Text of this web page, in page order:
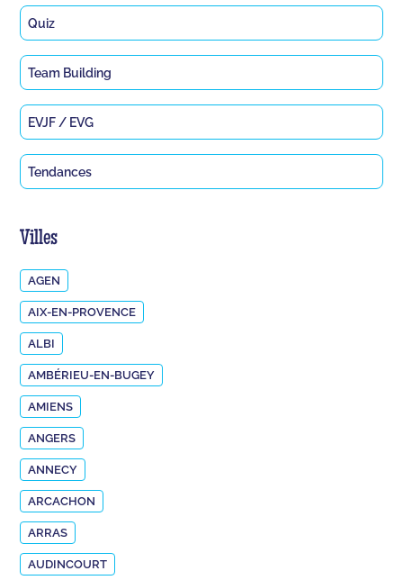
Quiz
Team Building
EVJF / EVG
Tendances
Villes
AGEN
AIX-EN-PROVENCE
ALBI
AMBÉRIEU-EN-BUGEY
AMIENS
ANGERS
ANNECY
ARCACHON
ARRAS
AUDINCOURT